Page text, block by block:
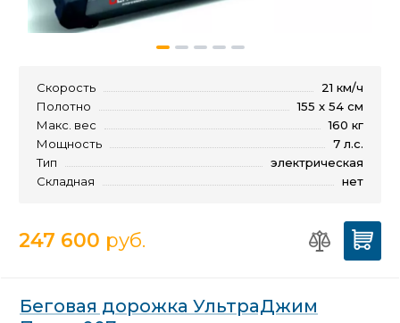
Скорость
21 км/ч
Полотно
155 x 54 см
Макс. вес
160 кг
Мощность
7 л.с.
Тип
электрическая
Складная
нет
247 600 руб.
Беговая дорожка УльтраДжим